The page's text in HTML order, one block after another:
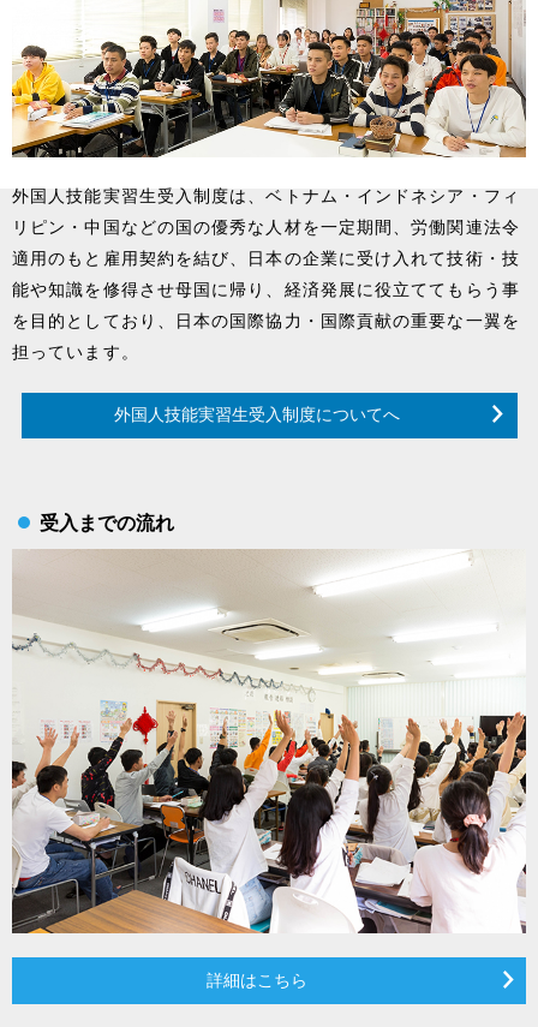
外国人技能実習生受入制度は、ベトナム・インドネシア・フィ
リピン・中国などの国の優秀な人材を一定期間、労働関連法令
適用のもと雇用契約を結び、日本の企業に受け入れて技術・技
能や知識を修得させ母国に帰り、経済発展に役立ててもらう事
を目的としており、日本の国際協力・国際貢献の重要な一翼を
担っています。
外国人技能実習生受入制度についてへ
受入までの流れ
詳細はこちら